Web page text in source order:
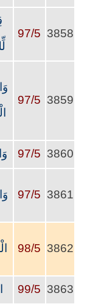
3858
97/5
3859
97/5
3860
97/5
3861
97/5
3862
98/5
3863
99/5